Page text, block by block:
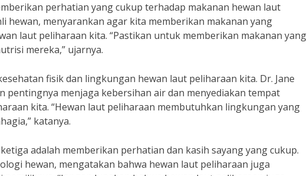
perhatian yang cukup terhadap makanan hewan laut
hewan, menyarankan agar kita memberikan makanan yang
laut peliharaan kita. “Pastikan untuk memberikan makanan yang
mereka,” ujarnya.
fisik dan lingkungan hewan laut peliharaan kita. Dr. Jane
pentingnya menjaga kebersihan air dan menyediakan tempat
kita. “Hewan laut peliharaan membutuhkan lingkungan yang
katanya.
adalah memberikan perhatian dan kasih sayang yang cukup.
hewan, mengatakan bahwa hewan laut peliharaan juga